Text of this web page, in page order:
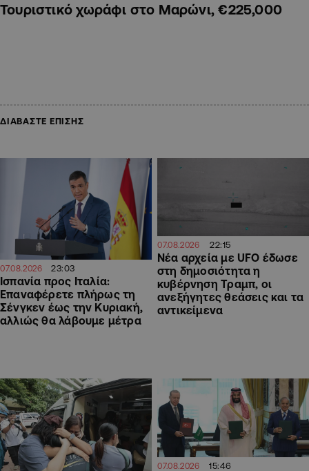
Τουριστικό χωράφι στο Μαρώνι, €225,000
ΔΙΑΒΑΣΤΕ ΕΠΙΣΗΣ
07.08.2026 23:03
Ισπανία προς Ιταλία:
Επαναφέρετε πλήρως τη
Σένγκεν έως την Κυριακή,
αλλιώς θα λάβουμε μέτρα
07.08.2026 22:15
Νέα αρχεία με UFO έδωσε
στη δημοσιότητα η
κυβέρνηση Τραμπ, οι
ανεξήγητες θεάσεις και τα
αντικείμενα
07.08.2026 15:46